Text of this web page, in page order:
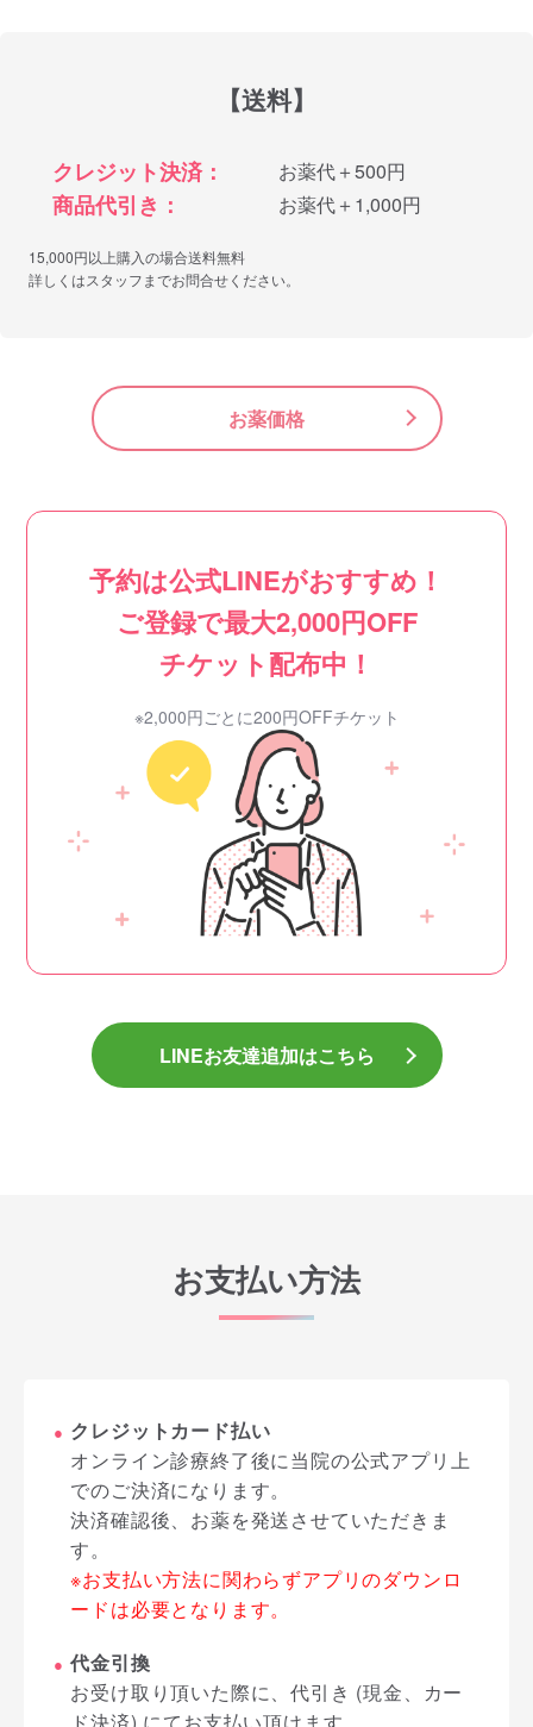
【送料】
クレジット決済： お薬代＋500円
商品代引き： お薬代＋1,000円
15,000円以上購入の場合送料無料
詳しくはスタッフまでお問合せください。
お薬価格
予約は公式LINEがおすすめ！
ご登録で最大2,000円OFF
チケット配布中！
※2,000円ごとに200円OFFチケット
LINEお友達追加はこちら
お支払い方法
● クレジットカード払い
オンライン診療終了後に当院の公式アプリ上
でのご決済になります。
決済確認後、お薬を発送させていただきま
す。
※お支払い方法に関わらずアプリのダウンロ
ードは必要となります。
● 代金引換
お受け取り頂いた際に、代引き (現金、カー